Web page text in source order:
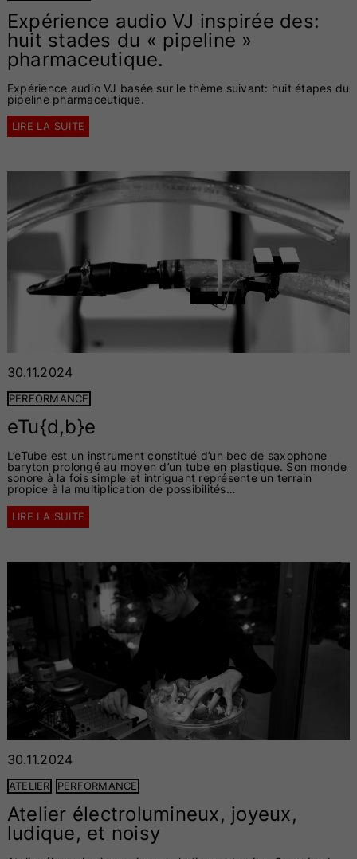
Expérience audio VJ inspirée des:
huit stades du « pipeline »
pharmaceutique.
Expérience audio VJ basée sur le thème suivant: huit étapes du
pipeline pharmaceutique.
LIRE LA SUITE
30.11.2024
PERFORMANCE
eTu{d,b}e
L’eTube est un instrument constitué d’un bec de saxophone
baryton prolongé au moyen d’un tube en plastique. Son monde
sonore à la fois simple et intriguant représente un terrain
propice à la multiplication de possibilités…
LIRE LA SUITE
30.11.2024
ATELIER PERFORMANCE
Atelier électrolumineux, joyeux,
ludique, et noisy